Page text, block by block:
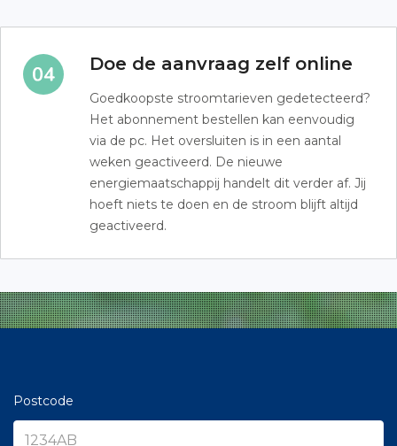
Doe de aanvraag zelf online
Goedkoopste stroomtarieven gedetecteerd?
Het abonnement bestellen kan eenvoudig
via de pc. Het oversluiten is in een aantal
weken geactiveerd. De nieuwe
energiemaatschappij handelt dit verder af. Jij
hoeft niets te doen en de stroom blijft altijd
geactiveerd.
Postcode